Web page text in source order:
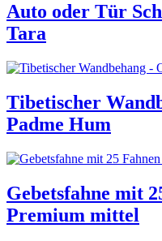
Auto oder Tür
Tara
Tibetischer
Padme Hum
Gebetsfahne mit
Premium mittel